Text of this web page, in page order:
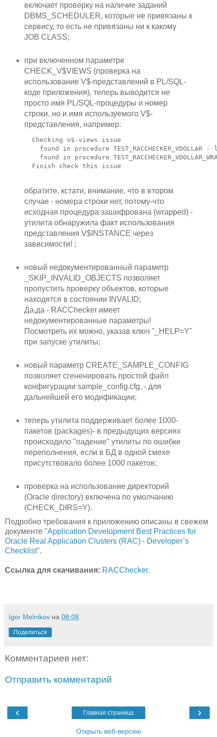
включает проверку на наличие заданий
DBMS_SCHEDULER, которые не привязаны к
сервису, то есть не привязаны ни к какому
JOB CLASS;
при включенном параметре
CHECK_V$VIEWS (проверка на
использование V$-представлений в PL/SQL-
коде приложения), теперь выводится не
просто имя PL/SQL-процедуры и номер
строки, но и имя используемого V$-
представления, например:
  Checking v$-views issue
found in procedure TEST_RACCHECKER_VDOLLAR -
found in procedure
  Finish check this issue
обратите, кстати, внимание, что в втором
случае - номера строки нет, потому-что
исходная процедура зашифрована (wrapped) -
утилита обнаружила факт использования
представления V$INSTANCE через
зависимости! ;
новый недокументированный параметр
_SKIP_INVALID_OBJECTS позволяет
пропустить проверку объектов, которые
находятся в состоянии INVALID;
Да,да - RACChecker имеет
недокументированные параметры!
Посмотреть их можно, указав ключ "_HELP=Y"
при запуске утилиты;
новый параметр CREATE_SAMPLE_CONFIG
позволяет сгененировать простой файл
конфигурации sample_config.cfg, - для
дальнейшей его модификации;
теперь утилита поддерживает более 1000-
пакетов (packages)- в предыдущих версиях
происходило "падение" утилиты по ошибке
переполнения, если в БД в одной смехе
присутствовало более 1000 пакетов;
проверка на использование директорий
(Oracle directory) включена по умолчанию
(CHECK_DIRS=Y).
Подробно требования к приложению описаны в свежем
документе "Application Development Best Practices for
Oracle Real Application Clusters (RAC) - Developer’s
Checklist".
Ссылка для скачивания: RACChecker.
Igor Melnikov на 08:08
Поделиться
Комментариев нет:
Отправить комментарий
‹ ›
Главная страница
Открыть веб-версию